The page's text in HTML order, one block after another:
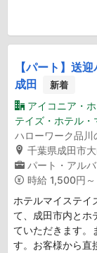
【パート】送
成田
新着
アイコニア・
テイズ・ホテル・
ハローワーク品川
千葉県成田市
パート・アルバ
時給 1,500円
ホテルマイステイ
て、成田市内とホ
ていただきます。
す。お客様から直